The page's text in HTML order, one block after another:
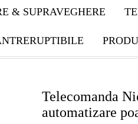
& SUPRAVEGHERE
Telecomanda
automatizare